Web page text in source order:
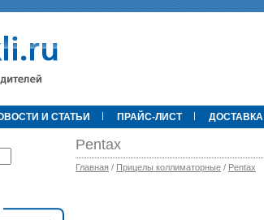
И СТАТЬИ ПРАЙС-ЛИСТ ДОСТАВКА
Pentax
Главная / Прицелы коллиматорные / Pentax